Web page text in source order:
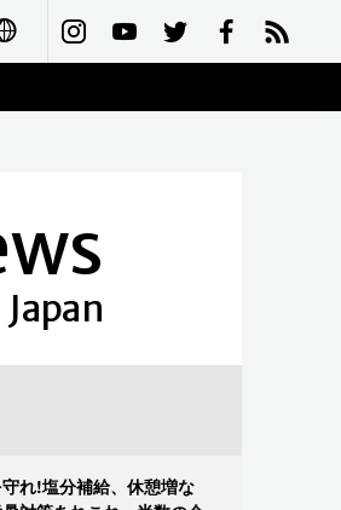
れ!塩分補給、休憩増な